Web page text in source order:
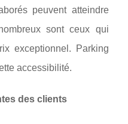
peuvent atteindre
sont ceux qui
exceptionnel. Parking
accessibilité.
des clients